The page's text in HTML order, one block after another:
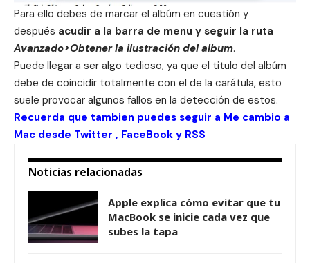
Para ello debes de marcar el albúm en cuestión y
después acudir a la barra de menu y seguir la ruta
Avanzado>Obtener la ilustración del album.
Puede llegar a ser algo tedioso, ya que el titulo del albúm
debe de coincidir totalmente con el de la carátula, esto
suele provocar algunos fallos en la detección de estos.
Recuerda que tambien puedes seguir a Me cambio a
Mac desde Twitter , FaceBook y RSS
Noticias relacionadas
Apple explica cómo evitar que tu
MacBook se inicie cada vez que
subes la tapa